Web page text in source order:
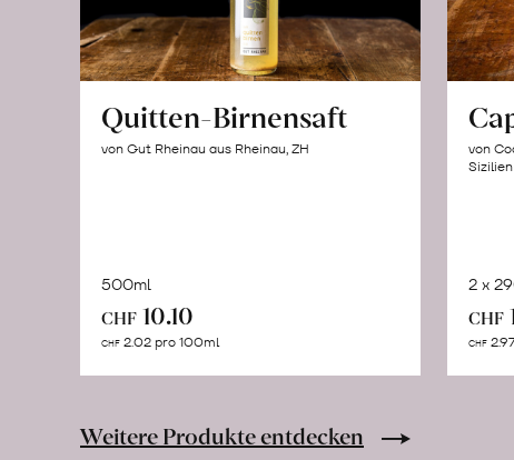
Quitten-Birnensaft
von Gut Rheinau aus Rheinau, ZH
500ml
CHF 10.10
CHF 2.02 pro 100ml
von
Sizilien
2 x
CHF
CHF
Weitere Produkte entdecken